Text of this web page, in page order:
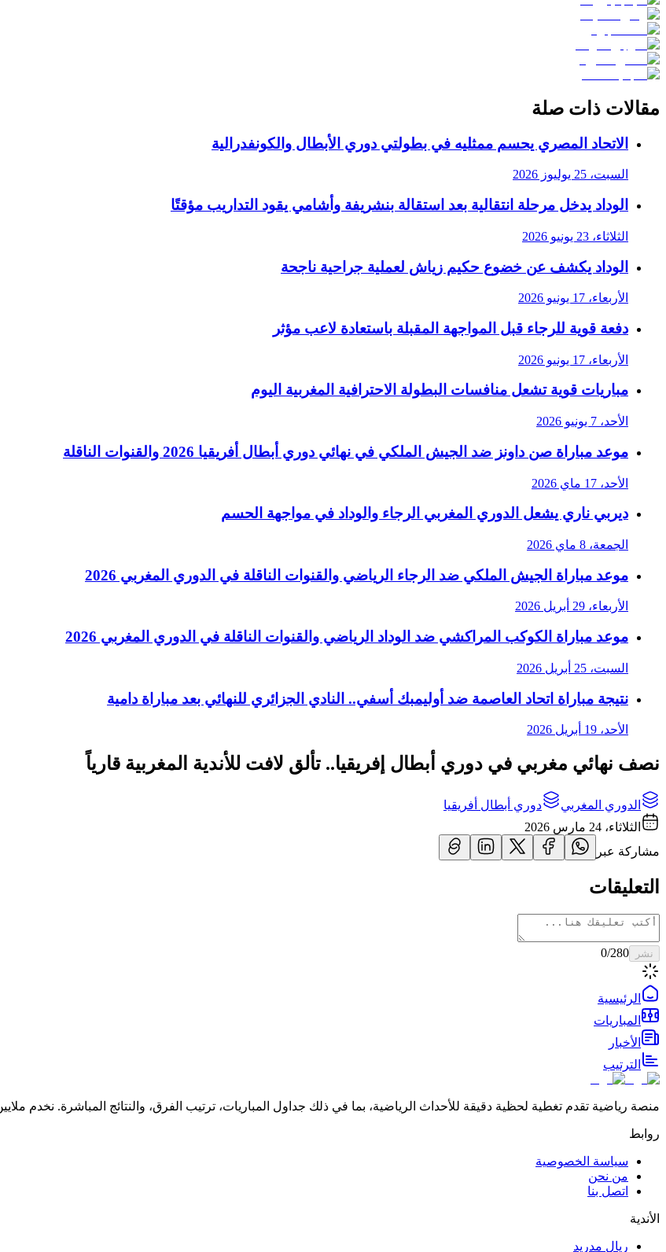
مقالات ذات صلة
الاتحاد المصري يحسم ممثليه في بطولتي دوري الأبطال والكونفدرالية
السبت، 25 يوليوز 2026
الوداد يدخل مرحلة انتقالية بعد استقالة بنشريفة وأشامي يقود التداريب مؤقتًا
الثلاثاء، 23 يونيو 2026
الوداد يكشف عن خضوع حكيم زياش لعملية جراحية ناجحة
الأربعاء، 17 يونيو 2026
دفعة قوية للرجاء قبل المواجهة المقبلة باستعادة لاعب مؤثر
الأربعاء، 17 يونيو 2026
مباريات قوية تشعل منافسات البطولة الاحترافية المغربية اليوم
الأحد، 7 يونيو 2026
موعد مباراة صن داونز ضد الجيش الملكي في نهائي دوري أبطال أفريقيا 2026 والقنوات الناقلة
الأحد، 17 ماي 2026
ديربي ناري يشعل الدوري المغربي الرجاء والوداد في مواجهة الحسم
الجمعة، 8 ماي 2026
موعد مباراة الجيش الملكي ضد الرجاء الرياضي والقنوات الناقلة في الدوري المغربي 2026
الأربعاء، 29 أبريل 2026
موعد مباراة الكوكب المراكشي ضد الوداد الرياضي والقنوات الناقلة في الدوري المغربي 2026
السبت، 25 أبريل 2026
نتيجة مباراة اتحاد العاصمة ضد أوليمبك أسفي.. النادي الجزائري للنهائي بعد مباراة دامية
الأحد، 19 أبريل 2026
نصف نهائي مغربي في دوري أبطال إفريقيا.. تألق لافت للأندية المغربية قارياً
الدوري المغربي
دوري أبطال أفريقيا
الثلاثاء، 24 مارس 2026
مشاركة عبر
التعليقات
نشر 0/280
الرئيسية
المباريات
الأخبار
الترتيب
منصة رياضية تقدم تغطية لحظية دقيقة للأحداث الرياضية، بما في ذلك جداول المباريات، ترتيب الفرق، والنتائج المباشرة. نخدم
روابط
سياسة الخصوصية
من نحن
اتصل بنا
الأندية
ريال مدريد